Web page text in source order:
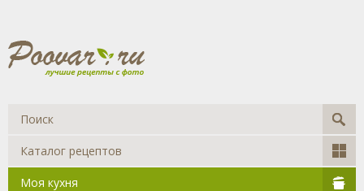
Каталог рецептов
Моя кухня